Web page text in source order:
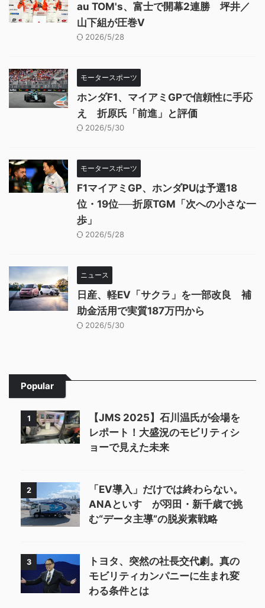
au TOM's、富士で開幕2連勝 坪井／
山下組が圧巻V
2026/5/28
モータースポーツ
ホンダF1、マイアミGPで信頼性に手応
え 折原氏「前進」と評価
2026/5/30
モータースポーツ
F1マイアミGP、ホンダPUは予選18
位・19位──折原TGM「次への小さな一
歩」
2026/5/28
ニュース
日産、軽EV「サクラ」を一部改良 補
助金活用で実質187万円から
2026/5/30
Popular
1
【JMS 2025】石川温氏が会場を
レポート！大盛況のモビリティシ
ョーで見えた未来
2
「EV導入」だけでは終わらない。
ANAといすゞが羽田・新千歳で挑
む“データ主導”の脱炭素戦略
3
トヨタ、突然の社長交代劇。真の
モビリティカンパニーに生まれ変
わる条件とは